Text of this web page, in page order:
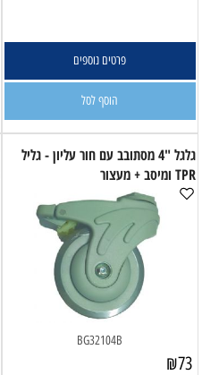
פרטים נוספים
הוסף לסל
גלגל "4 מסתובב עם חור עליון - גליל
TPR ומיסב + מעצור
BG32104B
₪73